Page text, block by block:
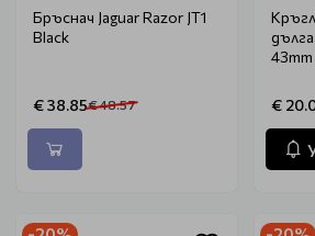
Бръснач Jaguar Razor JT1
Black
€ 38.85€ 48.57
43mm
€